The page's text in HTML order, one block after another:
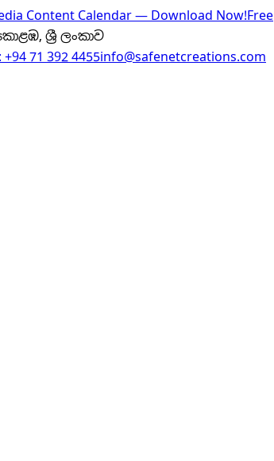
Content Calendar — Download Now!Free
ශ්‍රී ලංකාව
+94 71 392 4455info@safenetcreations.com